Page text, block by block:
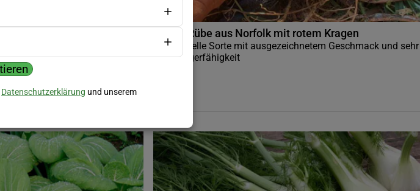
große, runde, gelbe
Weiße Rübe aus Norfolk mit rotem Kragen
Traditionelle Sorte mit ausgezeichnetem Geschmack und sehr
guter Lagerfähigkeit
Datenschutzerklärung und unserem